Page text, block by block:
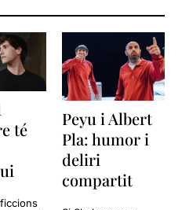
té
Peyu i Albert
Pla: humor i
deliri
compartit